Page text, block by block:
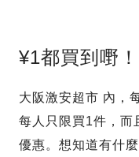
¥1都買到嘢！
大阪激安超市 內，
每人只限買1件，而
優惠。想知道有什